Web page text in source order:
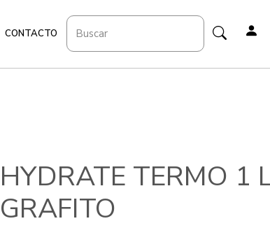
CONTACTO
HYDRATE TERMO 1
GRAFITO